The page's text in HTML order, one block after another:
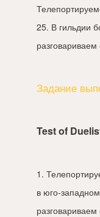
25. В гильдии
Задание
Test of
1.
в юго-